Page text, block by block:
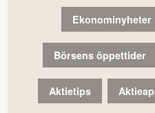
Ekonominyheter
Börsens öppettider
Aktietips